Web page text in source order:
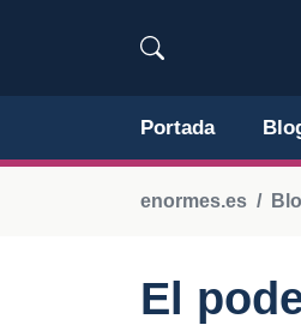
Portada
enormes.es
El